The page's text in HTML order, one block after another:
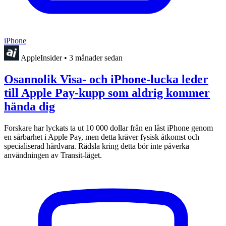
iPhone
AppleInsider • 3 månader sedan
Osannolik Visa- och iPhone-lucka leder
till Apple Pay-kupp som aldrig kommer
hända dig
Forskare har lyckats ta ut 10 000 dollar från en låst iPhone genom
en sårbarhet i Apple Pay, men detta kräver fysisk åtkomst och
specialiserad hårdvara. Rädsla kring detta bör inte påverka
användningen av Transit-läget.